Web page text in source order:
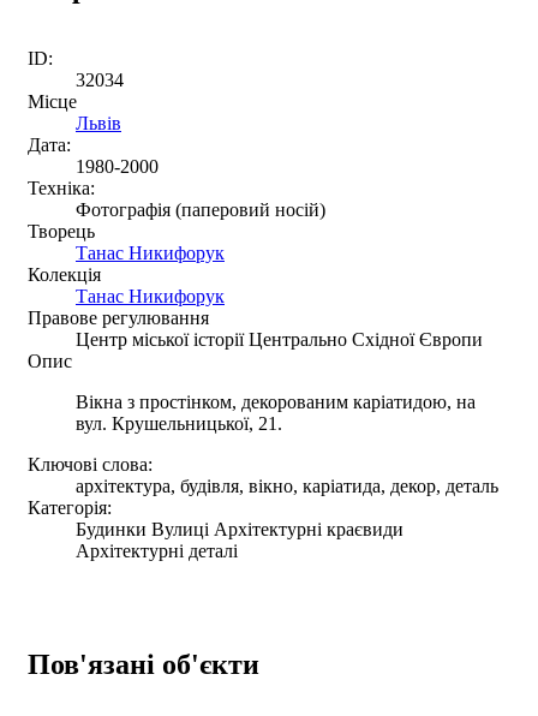
ID:
32034
Місце
Львів
Дата:
1980-2000
Техніка:
Фотографія (паперовий носій)
Творець
Танас Никифорук
Колекція
Танас Никифорук
Правове регулювання
Центр міської історії Центрально Східної Європи
Опис
Вікна з простінком, декорованим каріатидою, на
вул. Крушельницької, 21.
Ключові слова:
архітектура, будівля, вікно, каріатида, декор, деталь
Категорія:
Будинки Вулиці Архітектурні краєвиди
Архітектурні деталі
Пов'язані об'єкти